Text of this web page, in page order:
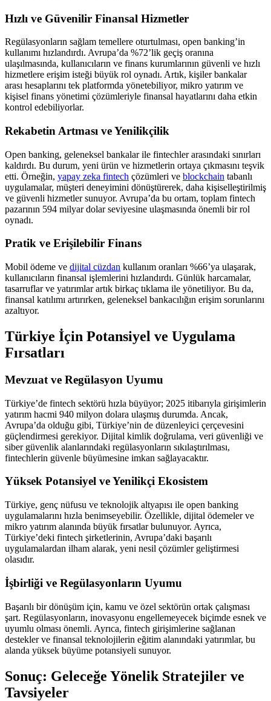
Hızlı ve Güvenilir Finansal Hizmetler
Regülasyonların sağlam temellere oturtulması, open banking’in
kullanımı hızlandırdı. Avrupa’da %72’lik geçiş oranına
ulaşılmasında, kullanıcıların ve finans kurumlarının güvenli ve hızlı
hizmetlere erişim isteği büyük rol oynadı. Artık, kişiler bankalar
arası hesaplarını tek platformda yönetebiliyor, mikro yatırım ve
kişisel finans yönetimi çözümleriyle finansal hayatlarını daha etkin
kontrol edebiliyorlar.
Rekabetin Artması ve Yenilikçilik
Open banking, geleneksel bankalar ile fintechler arasındaki sınırları
kaldırdı. Bu durum, yeni ürün ve hizmetlerin ortaya çıkmasını teşvik
etti. Örneğin, yapay zeka fintech çözümleri ve blockchain tabanlı
uygulamalar, müşteri deneyimini dönüştürerek, daha kişiselleştirilmiş
ve güvenli hizmetler sunuyor. Avrupa’da bu ortam, toplam fintech
pazarının 594 milyar dolar seviyesine ulaşmasında önemli bir rol
oynadı.
Pratik ve Erişilebilir Finans
Mobil ödeme ve dijital cüzdan kullanım oranları %66’ya ulaşarak,
kullanıcıların finansal işlemlerini hızlandırdı. Günlük harcamalar,
tasarruflar ve yatırımlar artık birkaç tıklama ile yönetiliyor. Bu da,
finansal katılımı artırırken, geleneksel bankacılığın erişim sorunlarını
azaltıyor.
Türkiye İçin Potansiyel ve Uygulama
Fırsatları
Mevzuat ve Regülasyon Uyumu
Türkiye’de fintech sektörü hızla büyüyor; 2025 itibarıyla girişimlerin
yatırım hacmi 940 milyon dolara ulaşmış durumda. Ancak,
Avrupa’da olduğu gibi, Türkiye’nin de düzenleyici çerçevesini
güçlendirmesi gerekiyor. Dijital kimlik doğrulama, veri güvenliği ve
siber güvenlik alanlarındaki regülasyonların sıkılaştırılması,
fintechlerin güvenle büyümesine imkan sağlayacaktır.
Yüksek Potansiyel ve Yenilikçi Ekosistem
Türkiye, genç nüfusu ve teknolojik altyapısı ile open banking
uygulamalarını hızla benimseyebilir. Özellikle, dijital ödemeler ve
mikro yatırım alanında büyük fırsatlar bulunuyor. Ayrıca,
Türkiye’deki fintech şirketlerinin, Avrupa’daki başarılı
uygulamalardan ilham alarak, yeni nesil çözümler geliştirmesi
olasıdır.
İşbirliği ve Regülasyonların Uyumu
Başarılı bir dönüşüm için, kamu ve özel sektörün ortak çalışması
şart. Regülasyonların, inovasyonu engellemeyecek biçimde esnek ve
uyumlu olması önemli. Ayrıca, fintech girişimlerine sağlanan
destekler ve finansal teknolojilerin eğitim alanındaki yatırımlar, bu
alanda yüksek büyüme potansiyeli sunuyor.
Sonuç: Geleceğe Yönelik Stratejiler ve
Tavsiyeler